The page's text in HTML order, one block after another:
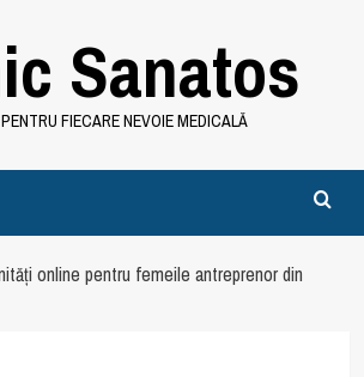
Sanatos
FIECARE NEVOIE MEDICALĂ
online pentru femeile antreprenor din